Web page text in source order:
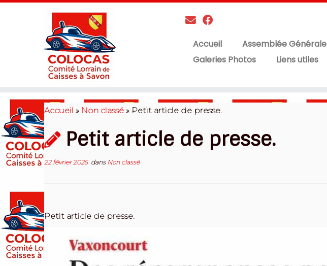
Skip
content
Accueil Assemblée Générale
Galeries Photos
Liens utiles
Accueil » Non classé » Petit article de presse.
Petit article de presse.
22 février 2025dans Non classé
Petit article de presse.